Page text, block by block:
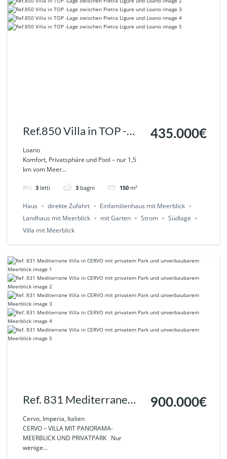
Ref.850 Villa in TOP -
Lage zwischen Pietra
Ligure und Loano
Loano
Komfort, Privatsphäre und Pool – nur 1,5
km vom Meer...
3 letti 3 bagni 150 m²
435.000€
Haus direkte Zufahrt
Einfamilienhaus mit Meerblick
Landhaus mit Meerblick
mit Garten Strom
Südlage
Villa mit Meerblick
Ref. 831 Mediterrane
Villa in CERVO mit
privatem Park und
unverbaubarem
Cervo, Imperia, Italien
CERVO – VILLA MIT PANORAMA-
MEERBLICK UND PRIVATPARK Nur
wenige...
900.000€